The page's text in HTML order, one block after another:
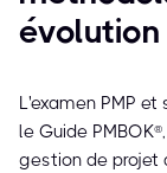
évolution
L'examen PMP
le Guide
gestion de projet